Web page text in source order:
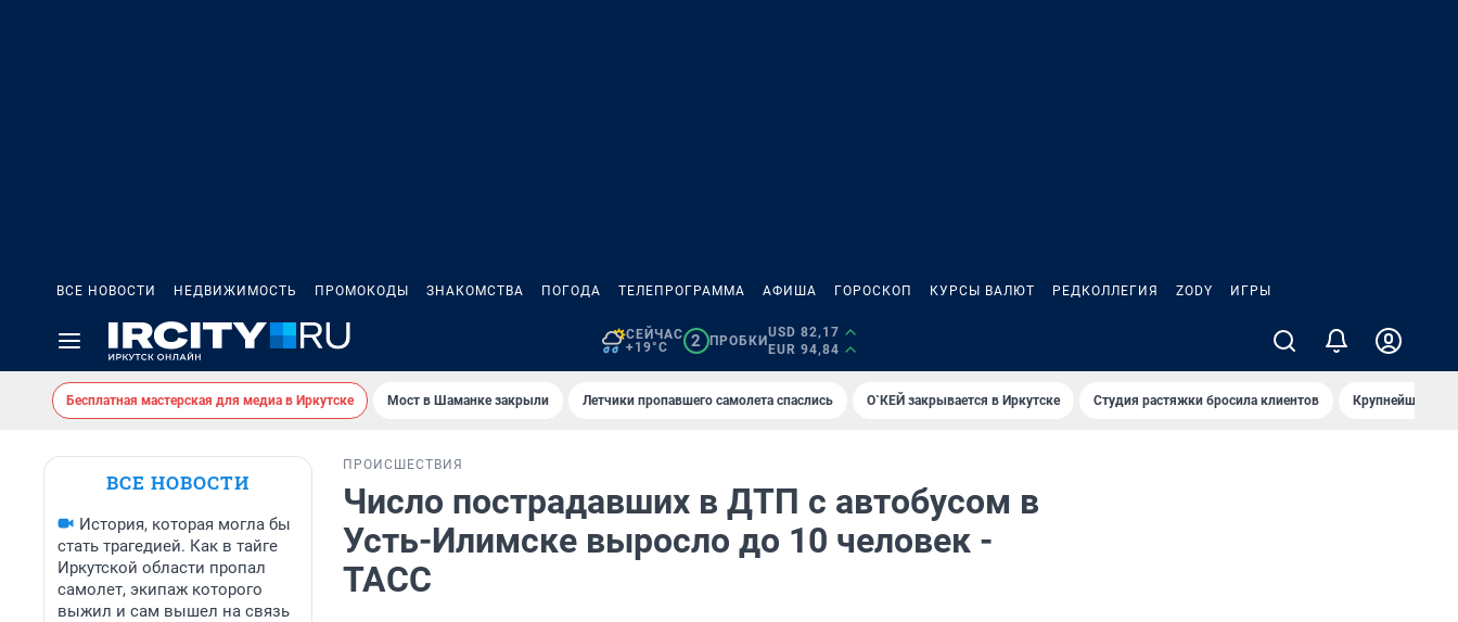
ВСЕ НОВОСТИ НЕДВИЖИМОСТЬ ПРОМОКОДЫ ЗНАКОМСТВА ПОГОДА ТЕЛЕПРОГРАММА АФИША ГОРОСКОП КУРСЫ ВАЛЮТ РЕДКОЛЛЕГИЯ ZODY ИГРЫ
СЕЙЧАС
+19°C
2 ПРОБКИ
USD 82,17
EUR 94,84
Бесплатная мастерская для медиа в Иркутске Мост в Шаманке закрыли Летчики пропавшего самолета спаслись О`КЕЙ закрывается в Иркутске Студия растяжки бросила клиентов Крупнейшие
ВСЕ НОВОСТИ
История, которая могла бы
стать трагедией. Как в тайге
Иркутской области пропал
самолет, экипаж которого
выжил и сам вышел на связь
ПРОИСШЕСТВИЯ
Число пострадавших в ДТП с автобусом в
Усть-Илимске выросло до 10 человек -
ТАСС